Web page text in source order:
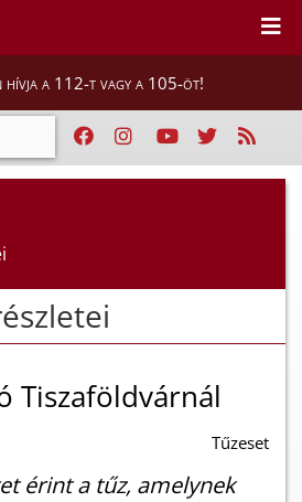
hívja a 112-t vagy a 105-öt!
Tiszaföldvárnál
Tűzeset
érint a tűz, amelynek